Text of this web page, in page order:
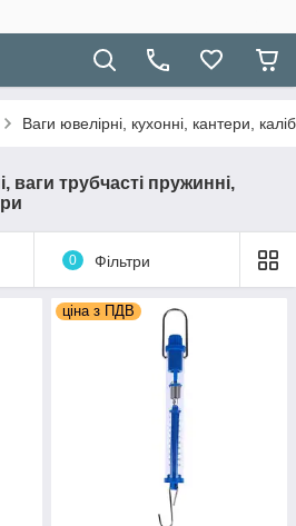
Ваги ювелірні, кухонні, кантери,
ваги трубчасті пружинні,
0 Фільтри
ціна з ПДВ